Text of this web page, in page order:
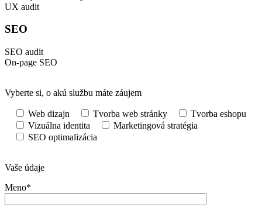
UX audit
SEO
SEO audit
On-page SEO
Vyberte si, o akú službu máte záujem
Web dizajn Tvorba web stránky
Tvorba eshopu
Vizuálna identita
Marketingová stratégia
SEO optimalizácia
Vaše údaje
Meno*